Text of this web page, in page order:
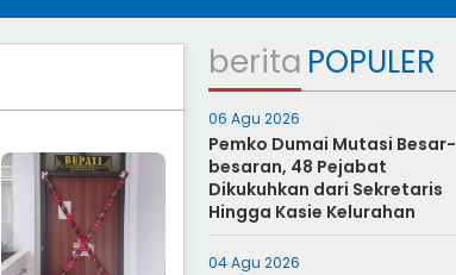
berita POPULER
06 Agu 2026
Pemko Dumai Mutasi Besar-
besaran, 48 Pejabat
Dikukuhkan dari Sekretaris
Hingga Kasie Kelurahan
04 Agu 2026